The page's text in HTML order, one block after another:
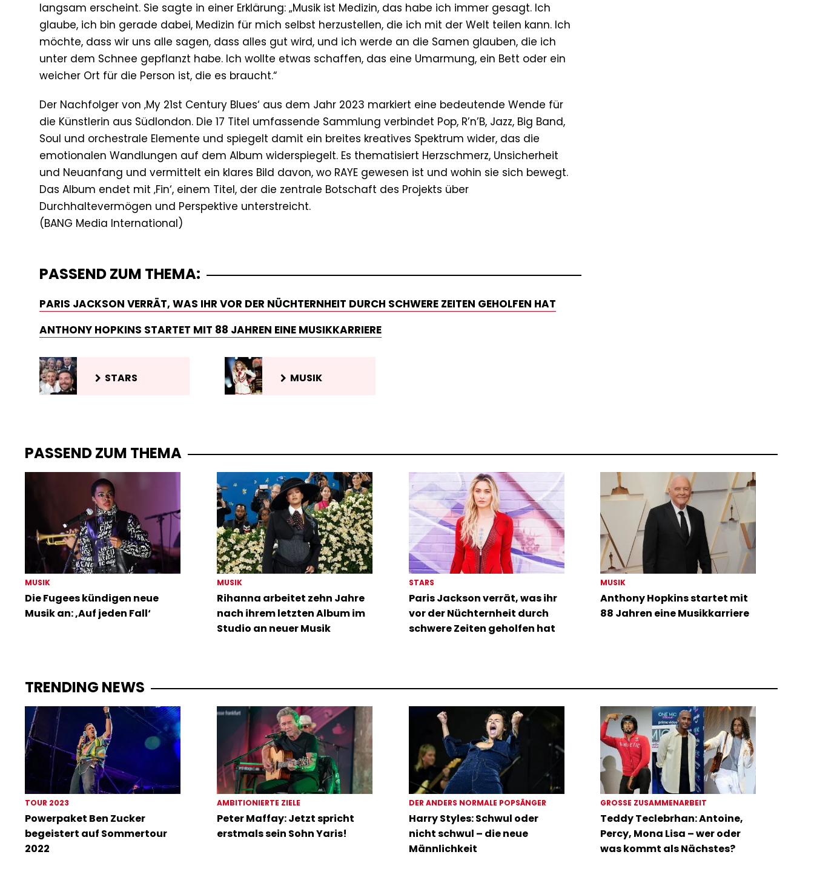
langsam erscheint. Sie sagte in einer Erklärung: „Musik ist Medizin, das habe ich immer gesagt. Ich
glaube, ich bin gerade dabei, Medizin für mich selbst herzustellen, die ich mit der Welt teilen kann. Ich
möchte, dass wir uns alle sagen, dass alles gut wird, und ich werde an die Samen glauben, die ich
unter dem Schnee gepflanzt habe. Ich wollte etwas schaffen, das eine Umarmung, ein Bett oder ein
weicher Ort für die Person ist, die es braucht.“
Der Nachfolger von ‚My 21st Century Blues‘ aus dem Jahr 2023 markiert eine bedeutende Wende für
die Künstlerin aus Südlondon. Die 17 Titel umfassende Sammlung verbindet Pop, R’n’B, Jazz, Big Band,
Soul und orchestrale Elemente und spiegelt damit ein breites kreatives Spektrum wider, das die
emotionalen Wandlungen auf dem Album widerspiegelt. Es thematisiert Herzschmerz, Unsicherheit
und Neuanfang und vermittelt ein klares Bild davon, wo RAYE gewesen ist und wohin sie sich bewegt.
Das Album endet mit ‚Fin‘, einem Titel, der die zentrale Botschaft des Projekts über
Durchhaltevermögen und Perspektive unterstreicht.
PASSEND ZUM THEMA:
PARIS JACKSON VERRÄT, WAS IHR VOR DER NÜCHTERNHEIT DURCH SCHWERE ZEITEN GEHOLFEN HAT
ANTHONY HOPKINS STARTET MIT 88 JAHREN EINE MUSIKKARRIERE
STARS MUSIK
PASSEND ZUM THEMA
MUSIK
Die Fugees kündigen neue
Musik an: ‚Auf jeden Fall‘
MUSIK
Rihanna arbeitet zehn Jahre
nach ihrem letzten Album im
Studio an neuer Musik
STARS
Paris Jackson verrät, was ihr
vor der Nüchternheit durch
schwere Zeiten geholfen hat
MUSIK
Anthony Hopkins startet mit
88 Jahren eine Musikkarriere
TRENDING NEWS
TOUR 2023
Powerpaket Ben Zucker
begeistert auf Sommertour
2022
AMBITIONIERTE ZIELE
Peter Maffay: Jetzt spricht
erstmals sein Sohn Yaris!
DER ANDERS NORMALE POPSÄNGER
Harry Styles: Schwul oder
nicht schwul – die neue
Männlichkeit
GROSSE ZUSAMMENARBEIT
Teddy Teclebrhan: Antoine,
Percy, Mona Lisa – wer oder
was kommt als Nächstes?